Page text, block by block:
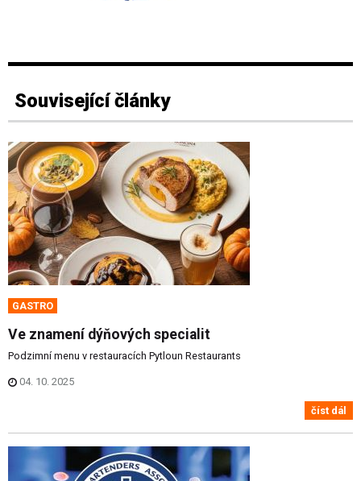
Související články
GASTRO
Ve znamení dýňových specialit
Podzimní menu v restauracích Pytloun Restaurants
04. 10. 2025
číst dál